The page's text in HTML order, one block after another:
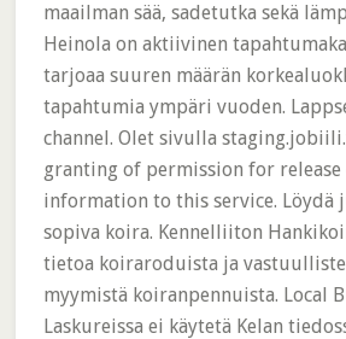
maailman sää, sadetutka sekä
Heinola on aktiivinen
tarjoaa suuren määrän
tapahtumia ympäri vuoden.
channel. Olet sivulla
granting of permission for
information to this service. Löydä
sopiva koira. Kennelliiton
tietoa koiraroduista ja
myymistä koiranpennuista. Local
Laskureissa ei käytetä Kelan